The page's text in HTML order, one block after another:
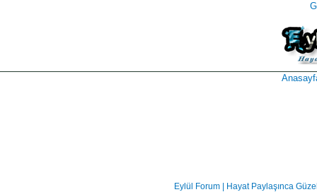
Eylül Forum | Hayat Paylaşınca